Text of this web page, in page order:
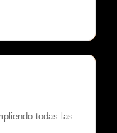
todas las